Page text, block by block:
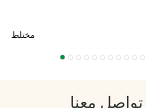
مختلط
تواصل معنا